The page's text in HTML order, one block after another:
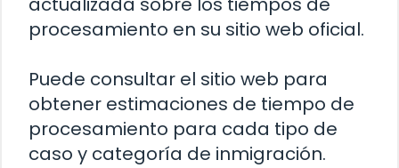
procesamiento en su sitio web oficial.
Puede consultar el sitio web para
obtener estimaciones de tiempo de
procesamiento para cada tipo de
caso y categoría de inmigración.